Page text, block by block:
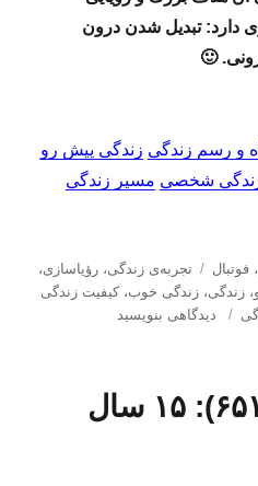
دارد: تبدیل شدن درون
🙂
و رسم زندگی زندگی پیش رو
شخصی مسیر زندگی
،فوتبال
ب
ر
چ
تجربه‌ی زندگی،رؤیاسازی،
،زندگی،زندگی خوب،کیفیت زندگی
د
دیدگاهی بنویسید
لینک‌های هفته (۶۵۱): ۱۵ سال